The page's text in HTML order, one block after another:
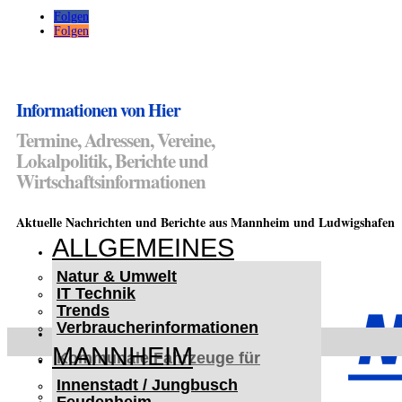
Folgen
Folgen
Informationen von Hier
Termine, Adressen, Vereine,
Lokalpolitik, Berichte und
Wirtschaftsinformationen
Aktuelle Nachrichten und Berichte aus Mannheim und Ludwigshafen
ALLGEMEINES
Natur & Umwelt
IT Technik
Trends
Verbraucherinformationen
MANNHEIM
Innenstadt / Jungbusch
< UKRAINE >
Kommunale Fahrzeuge für
Czernowitz
Nutzfahrzeuge für Czernowitz